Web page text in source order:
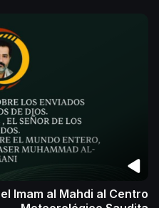
Imam al Mahdi al Centro